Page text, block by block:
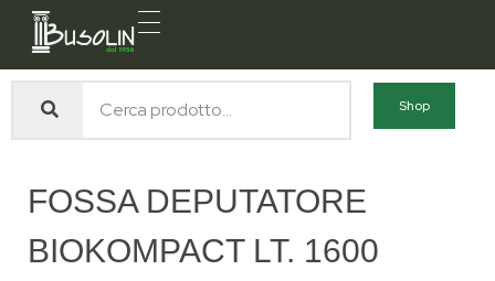
Busolin S.R.L.
Shop
FOSSA DEPUTATORE
BIOKOMPACT LT. 1600